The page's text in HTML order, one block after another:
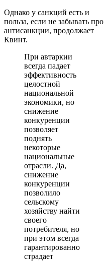
Однако у санкций есть и
польза, если не забывать про
антисанкции, продолжает
Квинт.
При автаркии
всегда падает
эффективность
целостной
национальной
экономики, но
снижение
конкуренции
позволяет
поднять
некоторые
национальные
отрасли. Да,
снижение
конкуренции
позволило
сельскому
хозяйству найти
своего
потребителя, но
при этом всегда
гарантированно
страдает